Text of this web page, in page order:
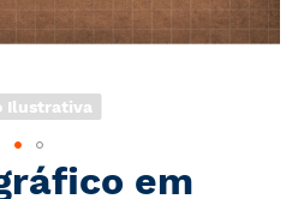
Ilustrativa
em